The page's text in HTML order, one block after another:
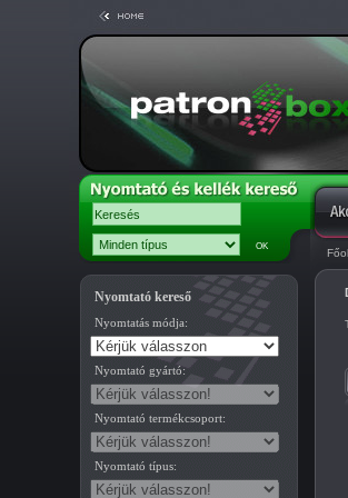
Nyomtató kereső
Nyomtatás módja:
Nyomtató gyártó:
Nyomtató termékcsoport:
Nyomtató típus: